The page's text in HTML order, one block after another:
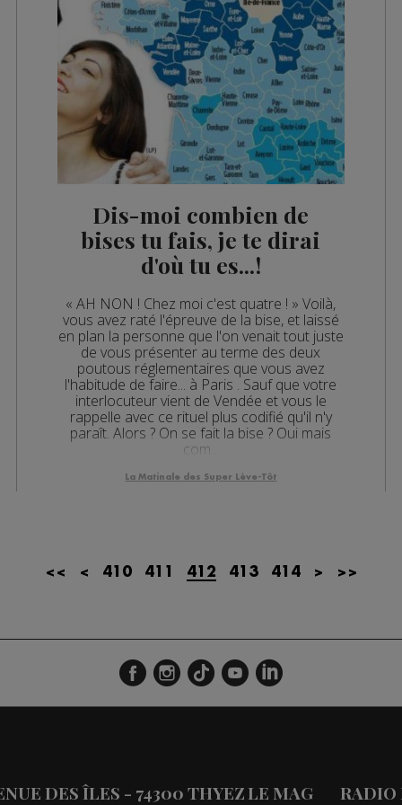
Dis-moi combien de
bises tu fais, je te dirai
d'où tu es...!
« AH NON ! Chez moi c'est quatre ! » Voilà,
vous avez raté l'épreuve de la bise, et laissé
en plan la personne que l'on venait tout juste
de vous présenter au terme des deux
poutous réglementaires que vous avez
l'habitude de faire... à Paris . Sauf que votre
interlocuteur vient de Vendée et vous le
rappelle avec ce rituel plus codifié qu'il n'y
paraît. Alors ? On se fait la bise ? Oui mais
com...
La Matinale des Super Lève-Tôt
<< < 410 411 412 413 414 > >>
DES ÎLES - 74300 THYEZLE MAG RADIO